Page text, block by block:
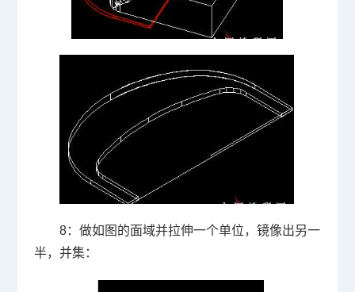
8：做如图的面域并拉伸一个单位，镜像出另一
半，并集：